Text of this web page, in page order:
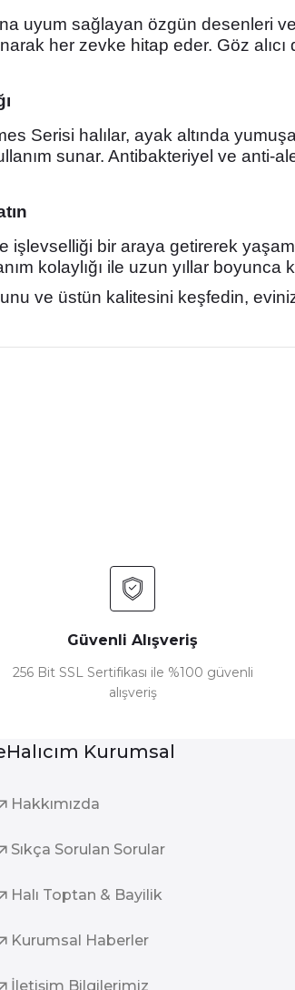
uyum sağlayan özgün desenleri
her zevke hitap eder. Göz
Serisi halılar, ayak altında
sunar. Antibakteriyel ve
işlevselliği bir araya getirerek
kolaylığı ile uzun yıllar
ve üstün kalitesini keşfedin,
Güvenli Alışveriş
256 Bit SSL Sertifikası ile %100 güvenli
alışveriş
Kurumsal
Hakkımızda
Sıkça Sorulan Sorular
Halı Toptan & Bayilik
Kurumsal Haberler
İletişim Bilgilerimiz